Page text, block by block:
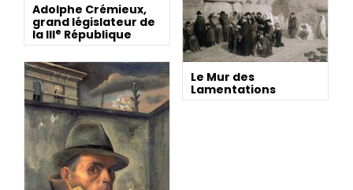
Adolphe Crémieux,
grand législateur de
la IIIe République
Le Mur des
Lamentations